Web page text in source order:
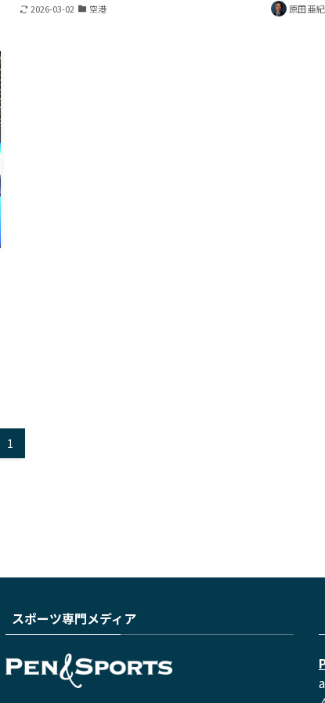
2026-03-02 空港 原田 亜
1
スポーツ専門メディア